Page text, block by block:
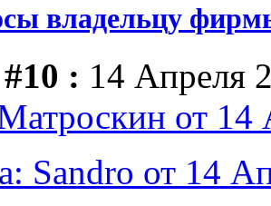
владельцу
: 14 Апреля
от
Sandro от 14